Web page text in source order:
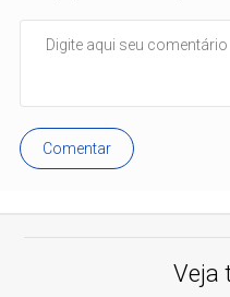
Comentar
Veja